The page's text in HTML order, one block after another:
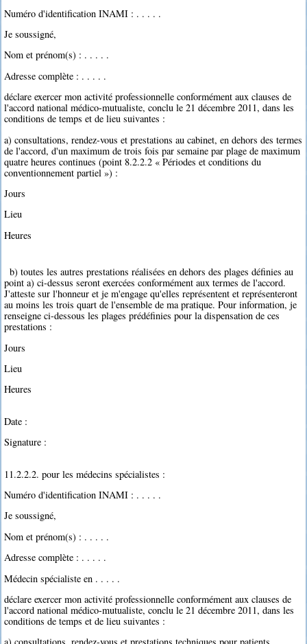
Numéro d'identification INAMI : . . . . .
Je soussigné,
Nom et prénom(s) : . . . . .
Adresse complète : . . . . .
déclare exercer mon activité professionnelle conformément aux clauses de
l'accord national médico-mutualiste, conclu le 21 décembre 2011, dans les
conditions de temps et de lieu suivantes :
a) consultations, rendez-vous et prestations au cabinet, en dehors des termes
de l'accord, d'un maximum de trois fois par semaine par plage de maximum
quatre heures continues (point 8.2.2.2 « Périodes et conditions du
conventionnement partiel ») :
Jours
Lieu
Heures
b) toutes les autres prestations réalisées en dehors des plages définies au
point a) ci-dessus seront exercées conformément aux termes de l'accord.
J'atteste sur l'honneur et je m'engage qu'elles représentent et représenteront
au moins les trois quart de l'ensemble de ma pratique. Pour information, je
renseigne ci-dessous les plages prédéfinies pour la dispensation de ces
prestations :
Jours
Lieu
Heures
Date :
Signature :
11.2.2.2. pour les médecins spécialistes :
Numéro d'identification INAMI : . . . . .
Je soussigné,
Nom et prénom(s) : . . . . .
Adresse complète : . . . . .
Médecin spécialiste en . . . . .
déclare exercer mon activité professionnelle conformément aux clauses de
l'accord national médico-mutualiste, conclu le 21 décembre 2011, dans les
conditions de temps et de lieu suivantes :